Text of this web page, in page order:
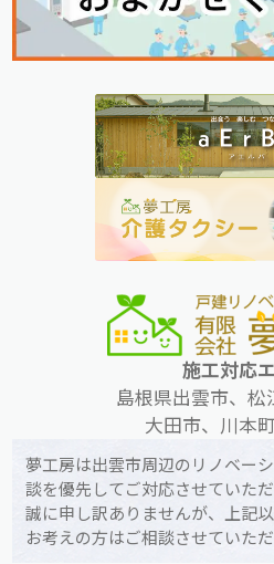
施工対応
島根県出雲市、松
大田市、川本
夢工房は出雲市周辺のリノベー
談を優先してご対応させていただ
誠に申し訳ありませんが、上記
お考えの方はご相談させていた